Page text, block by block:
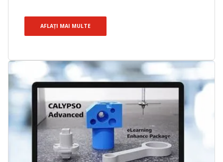
AFLAȚI MAI MULTE